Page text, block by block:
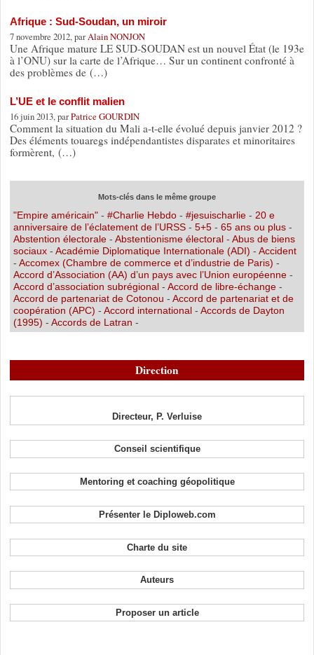
Afrique : Sud-Soudan, un miroir
7 novembre 2012, parAlain NONJON
Une Afrique mature LE SUD-SOUDAN est un nouvel État (le 193e
à l’ONU) sur la carte de l’Afrique… Sur un continent confronté à
des problèmes de (…)
L’UE et le conflit malien
16 juin 2013, parPatrice GOURDIN
Comment la situation du Mali a-t-elle évolué depuis janvier 2012 ?
Des éléments touaregs indépendantistes disparates et minoritaires
formèrent, (…)
Mots-clés dans le même groupe
"Empire américain"- #Charlie Hebdo- #jesuischarlie- 20 e
anniversaire de l’éclatement de l’URSS- 5+5- 65 ans ou plus-
Abstention électorale- Abstentionisme électoral- Abus de biens
sociaux- Académie Diplomatique Internationale (ADI) - Accident
- Accomex (Chambre de commerce et d’industrie de Paris) -
Accord d’Association (AA) d’un pays avec l’Union européenne-
Accord d’association subrégional- Accord de libre-échange-
Accord de partenariat de Cotonou - Accord de partenariat et de
coopération (APC) - Accord international- Accords de Dayton
(1995) - Accords de Latran -
Direction
Directeur, P. Verluise
Conseil scientifique
Mentoring et coaching géopolitique
Présenter le Diploweb.com
Charte du site
Auteurs
Proposer un article